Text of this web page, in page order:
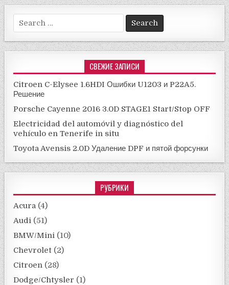
Search
for:
СВЕЖИЕ ЗАПИСИ
Citroen C-Elysee 1.6HDI Ошибки U1203 и P22A5.
Решение
Porsche Cayenne 2016 3.0D STAGE1 Start/Stop OFF
Electricidad del automóvil y diagnóstico del
vehículo en Tenerife in situ
Toyota Avensis 2.0D Удаление DPF и пятой форсунки
РУБРИКИ
Acura (4)
Audi (51)
BMW/Mini (10)
Chevrolet (2)
Citroen (28)
Dodge/Chtysler (1)